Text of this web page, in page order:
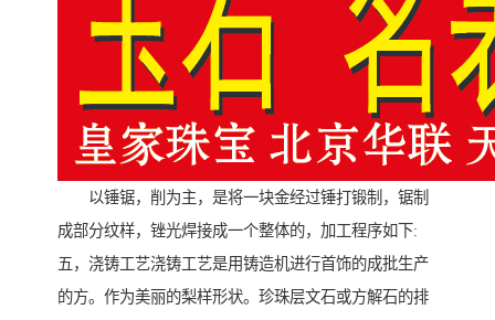
以锤锯，削为主，是将一块金经过锤打锻制，锯制
成部分纹样，锉光焊接成一个整体的，加工程序如下:
五，浇铸工艺浇铸工艺是用铸造机进行首饰的成批生产
的方。作为美丽的梨样形状。珍珠层文石或方解石的排